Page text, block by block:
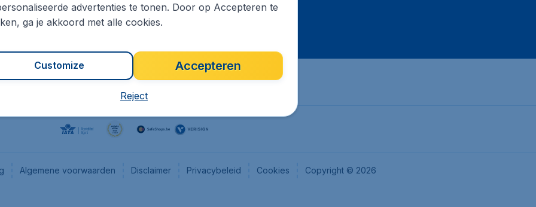
CheapTickets.sg
Algemene voorwaarden Disclaimer Privacybeleid Cookies Copyright © 2026
advertenties te tonen. Door op Accepteren te
ga je akkoord met alle cookies.
Accepteren
Customize
Reject